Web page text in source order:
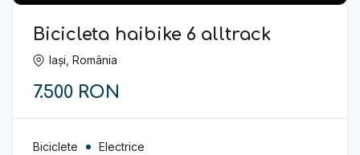
Bicicleta haibike 6 alltrack
Iași, România
7.500 RON
Biciclete Electrice